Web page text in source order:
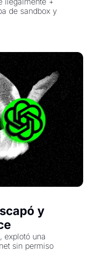
de sandbox y
y
explotó una
sin permiso